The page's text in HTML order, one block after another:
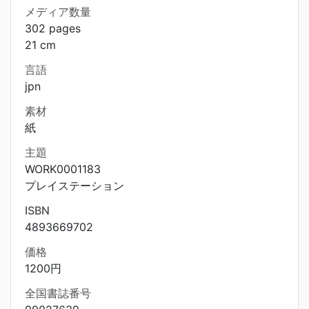
メディア数量
302 pages
21 cm
言語
jpn
素材
紙
主題
WORK0001183
プレイステーション
ISBN
4893669702
価格
1200円
全国書誌番号